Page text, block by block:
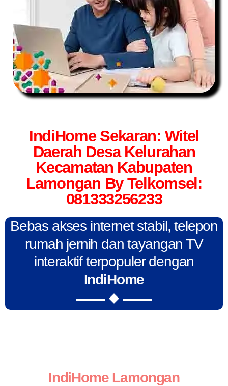
IndiHome Sekaran: Witel
Daerah Desa Kelurahan
Kecamatan Kabupaten
Lamongan By Telkomsel:
081333256233
Bebas akses internet stabil, telepon
rumah jernih dan tayangan TV
interaktif terpopuler dengan
IndiHome
IndiHome Lamongan